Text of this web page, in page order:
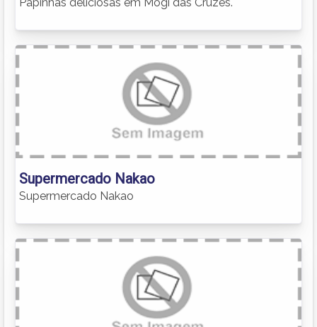
Supermercado Nakao
Supermercado Nakao